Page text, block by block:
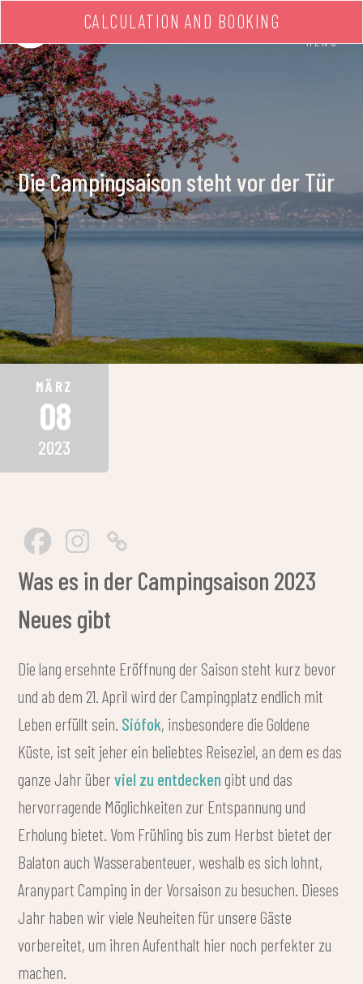
MENU
CALCULATION AND BOOKING
Die Campingsaison steht vor der Tür
MÄRZ
08
2023
Was es in der Campingsaison 2023
Neues gibt
Die lang ersehnte Eröffnung der Saison steht kurz bevor
und ab dem 21. April wird der Campingplatz endlich mit
Leben erfüllt sein. Siófok, insbesondere die Goldene
Küste, ist seit jeher ein beliebtes Reiseziel, an dem es das
ganze Jahr überviel zu entdecken gibt und das
hervorragende Möglichkeiten zur Entspannung und
Erholung bietet. Vom Frühling bis zum Herbst bietet der
Balaton auch Wasserabenteuer, weshalb es sich lohnt,
Aranypart Camping in der Vorsaison zu besuchen. Dieses
Jahr haben wir viele Neuheiten für unsere Gäste
vorbereitet, um ihren Aufenthalt hier noch perfekter zu
machen.